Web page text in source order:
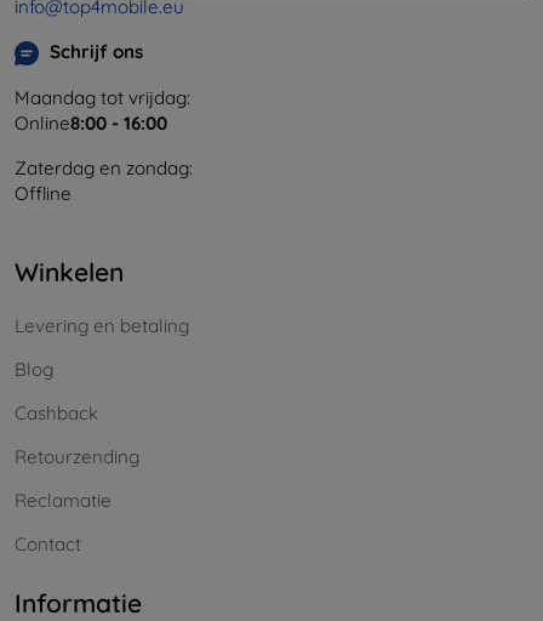
info@top4mobile.eu
Schrijf ons
Maandag tot vrijdag:
Online8:00 - 16:00
Zaterdag en zondag:
Offline
Winkelen
Levering en betaling
Blog
Cashback
Retourzending
Reclamatie
Contact
Informatie